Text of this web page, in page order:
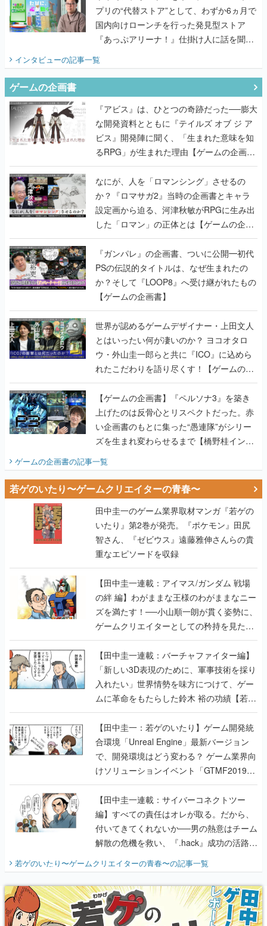
プリの“代替ストア”として、わずか6ヵ月で
国内向けローンチを行った発見型ストア
『あっぷアリーナ！』仕掛け人に話を聞い
てみた
インタビューの記事一覧
ゲームの企画書
『アビス』は、ひとつの奇跡だった──膨大
な開発資料とともに『テイルズ オブ ジ ア
ビス』開発陣に聞く、「生まれた意味を知
るRPG」が生まれた理由【ゲームの企画
書】
なにが、人を「ロマンシング」させるの
か？『ロマサガ2』当時の企画書とキャラ
設定画から迫る、河津秋敏がRPGに生み出
した「ロマン」の正体とは【ゲームの企画
書】
『ガンパレ』の企画書、ついに公開━初代
PSの伝説的タイトルは、なぜ生まれたの
か？そして『LOOP8』へ受け継がれたもの
【ゲームの企画書】
世界が認めるゲームデザイナー・上田文人
とはいったい何が凄いのか？ ヨコオタロ
ウ・外山圭一郎らと共に『ICO』に込めら
れたこだわりを語り尽くす！【ゲームの企
画書】
【ゲームの企画書】『ペルソナ3』を築き
上げたのは反骨心とリスペクトだった。赤
い企画書のもとに集った“愚連隊”がシリー
ズを生まれ変わらせるまで【橋野桂インタ
ビュー】
ゲームの企画書の記事一覧
若ゲのいたり〜ゲームクリエイターの青春〜
田中圭一のゲーム業界取材マンガ『若ゲの
いたり』第2巻が発売。『ポケモン』田尻
智さん、『ゼビウス』遠藤雅伸さんらの貴
重なエピソードを収録
【田中圭一連載：アイマス/ガンダム 戦場
の絆 編】わがままな王様のわがままなニー
ズを満たす！──小山順一朗が貫く姿勢に、
ゲームクリエイターとしての矜持を見た
【若ゲのいたり最終回】
【田中圭一連載：バーチャファイター編】
「新しい3D表現のために、軍事技術を採り
入れたい」世界情勢を味方につけて、ゲー
ムに革命をもたらした鈴木 裕の功績【若ゲ
のいたり】
【田中圭一：若ゲのいたり】ゲーム開発統
合環境「Unreal Engine」最新バージョン
で、開発環境はどう変わる？ ゲーム業界向
けソリューションイベント「GTMF2019」
に行って、より理解を深めよう【PR】
【田中圭一連載：サイバーコネクトツー
編】すべての責任はオレが取る。だから、
付いてきてくれないか──男の熱意はチーム
解散の危機を救い、『.hack』成功の活路を
開く。業界の快男児・松山 洋に流れる血は
『少年ジャンプ』色だった【若ゲのいた
り】
若ゲのいたり〜ゲームクリエイターの青春〜の記事一覧